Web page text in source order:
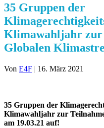
35 Gruppen der
Klimawahljahr zur
Globalen
Von E4F | 16. März 2021
35 Gruppen der
Klimawahljahr zur
am 19.03.21 auf!